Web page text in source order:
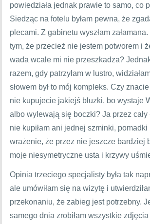
powiedziała jednak prawie to samo, co
Siedząc na fotelu byłam pewna, że
plecami. Z gabinetu wyszłam
tym, że przecież nie jestem potworem i
wada wcale mi nie przeszkadza?
razem, gdy patrzyłam w lustro,
słowem był to mój kompleks. Czy
nie kupujecie jakiejś bluzki, bo wystaje
albo wylewają się boczki? Ja przez
nie kupiłam ani jednej szminki, pomadki
wrażenie, że przez nie jeszcze bardziej
moje niesymetryczne usta i krzywy
Opinia trzeciego specjalisty była tak
ale umówiłam się na wizytę i
przekonaniu, że zabieg jest potrzebny.
samego dnia zrobiłam wszystkie